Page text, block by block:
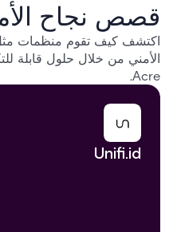
قصص نجاح
اكتشف كيف تقوم منظمات
الأمني من خلال حلول قابلة
Acre.
Unifi.id
Pinterest